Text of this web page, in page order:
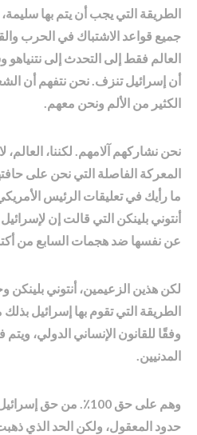
الطريقة التي يجب أن يتم بها
جميع قواعد الاشتباك في الحرب
العالم فقط إلى التحدث إلى
أن إسرائيل تنزف. نحن نتفهم أن
الكثير من الألم ونحن معهم.
نحن نشاركهم آلامهم. لكننا،
المعركة الفاصلة التي نحن على
ما رأيك في تعليقات الرئيس
أنتوني بلينكن التي قالت إن
عن نفسها ضد هجمات السابع من
لكن هذين الزعيمين، أنتوني بلينكن
الطريقة التي تقوم بها إسرائيل
وفقًا للقانون الإنساني الدولي،
المدنيين.
وهم على حق 100٪. من
حدود المعقول، ولكن الحد الذي